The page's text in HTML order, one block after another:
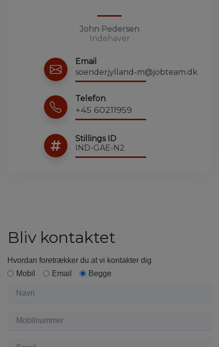
John Pedersen
Indehaver
Email
soenderjylland-m@jobteam.dk
Telefon
+45 60211959
Stillings ID
IND-GAE-N2
Bliv kontaktet
Hvordan foretrækker du at vi kontakter dig
Mobil
Email Begge